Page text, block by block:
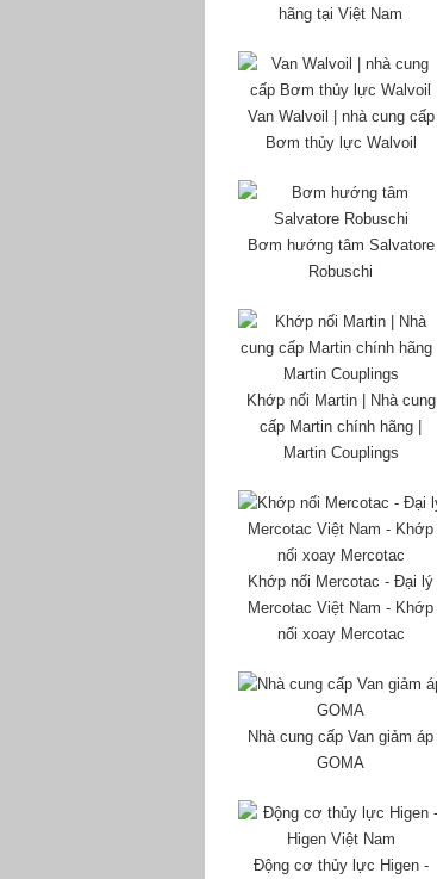
hãng tại Việt Nam
Van Walvoil | nhà cung cấp
Bơm thủy lực Walvoil
Bơm hướng tâm Salvatore
Robuschi
Khớp nối Martin | Nhà cung
cấp Martin chính hãng |
Martin Couplings
Khớp nối Mercotac - Đại lý
Mercotac Việt Nam - Khớp
nối xoay Mercotac
Nhà cung cấp Van giảm áp
GOMA
Động cơ thủy lực Higen -